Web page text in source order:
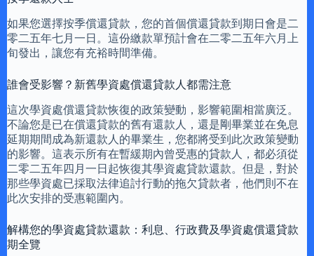
如果您選擇按季償還貸款，您的首個償還貸款到期日會是二
零二五年七月一日。這份繳款單預計會在二零二五年六月上
旬發出，讓您有充裕時間準備。
誰會受影響？新舊學資處償還貸款人都需注意
這次學資處償還貸款恢復的政策變動，影響範圍相當廣泛。
不論您是已在償還貸款的舊有還款人，還是剛畢業並在免息
延期期間成為新還款人的畢業生，您都將受到此次政策變動
的影響。這表示所有在暫緩期內曾受惠的貸款人，都必須從
二零二五年四月一日起恢復其學資處貸款還款。但是，對於
那些學資處已採取法律追討行動的拖欠貸款者，他們則不在
此次安排的受惠範圍內。
解構您的學資處貸款還款：利息、行政費及學資處償還貸款
期全覽